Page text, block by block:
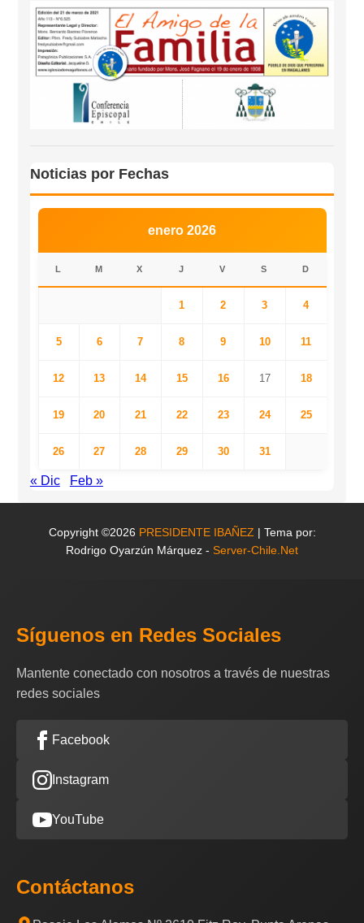
Noticias por Fechas
enero 2026
L M X J V S D
1 2 3 4
5 6 7 8 9 10 11
12 13 14 15 16 17 18
19 20 21 22 23 24 25
26 27 28 29 30 31
« Dic Feb »
Copyright ©2026 PRESIDENTE IBAÑEZ | Tema por:
Rodrigo Oyarzún Márquez - Server-Chile.Net
Síguenos en Redes Sociales
Mantente conectado con nosotros a través de nuestras
redes sociales
Facebook
Instagram
YouTube
Contáctanos